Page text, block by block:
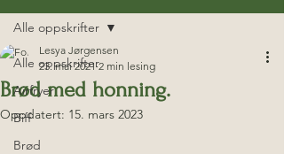
Alle oppskrifter
Airfryer
Biff
Brød
Alle oppskrifter
Brød med honning.
Lesya Jørgensen
23. mai 2021 2 min lesing
Oppdatert: 15. mars 2023